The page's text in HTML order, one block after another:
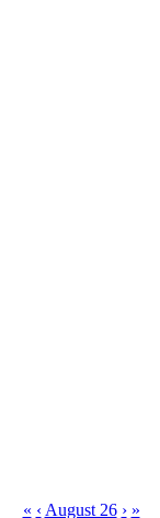
« ‹ August 26 › »